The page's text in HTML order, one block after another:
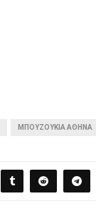
ΜΠΟΥΖΟΥΚΙΑ ΑΘΗΝΑ